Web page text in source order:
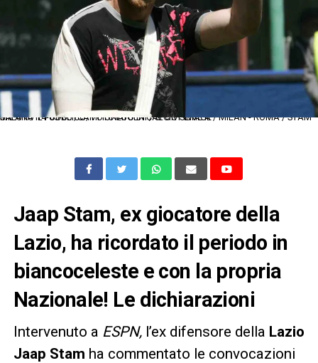
MILANO 14-05-06 /CAMPIONATO DI CALCIO SERIE A / MILAN - ROMA / STAM SALUTA IL PUBBLICO/ FOTO EUGENI / SPORT IMAGE
Jaap Stam, ex giocatore della
Lazio, ha ricordato il periodo in
biancoceleste e con la propria
Nazionale! Le dichiarazioni
Intervenuto a ESPN,l’ex difensore della Lazio
Jaap Stam ha commentato le convocazioni